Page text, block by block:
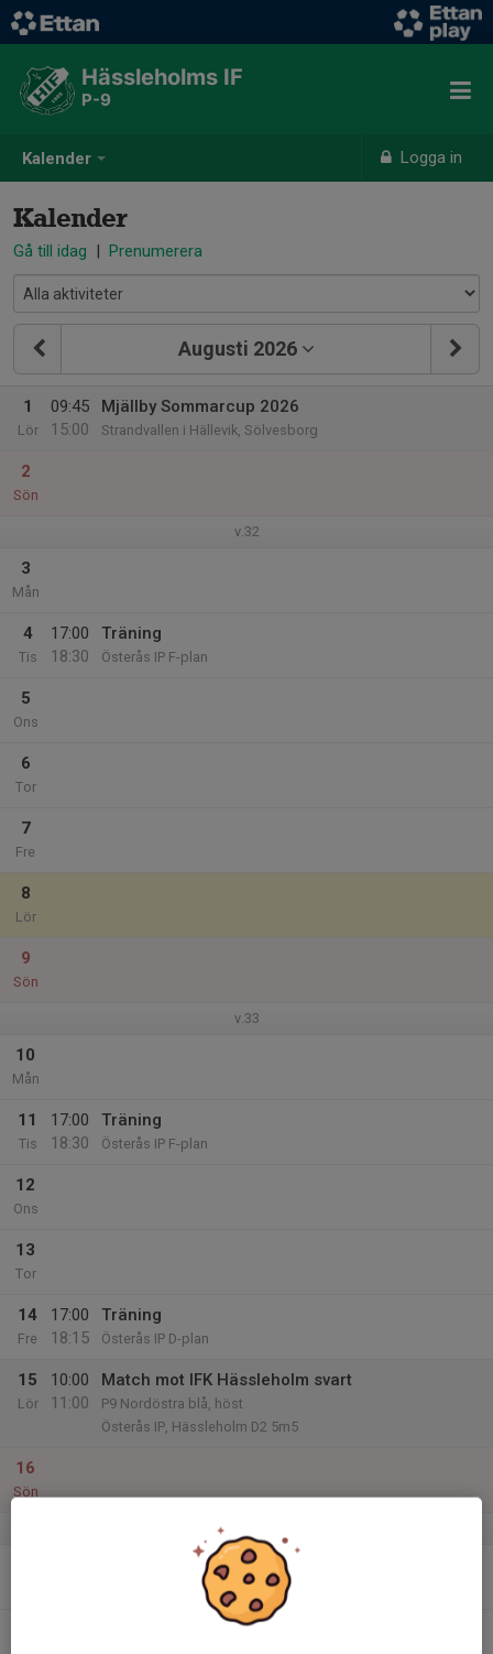
Kalender Logga in
Hässleholms IF
P-9
Kalender
Gå till idag | Prenumerera
Augusti 2026
1
Lör
09:45
15:00
Mjällby Sommarcup 2026
Strandvallen i Hällevik, Sölvesborg
2
Sön
v.32
3
Mån
4
Tis
17:00
18:30
Träning
Österås IP F-plan
5
Ons
6
Tor
7
Fre
8
Lör
9
Sön
v.33
10
Mån
11
Tis
17:00
18:30
Träning
Österås IP F-plan
12
Ons
13
Tor
14
Fre
17:00
18:15
Träning
Österås IP D-plan
15
Lör
10:00
11:00
Match mot IFK Hässleholm svart
P9 Nordöstra blå, höst
Österås IP, Hässleholm D2 5m5
16
Sön
Match mot Bjärnums GoIF blå
P9 Nordöstra gul, höst